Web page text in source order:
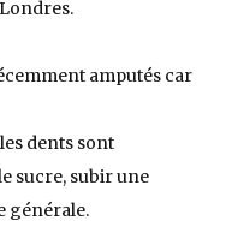
amputés car
dents sont
sucre, subir une
générale.